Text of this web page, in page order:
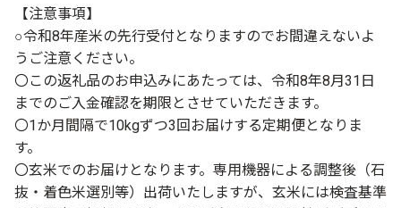
【注意事項】
○令和8年産米の先行受付となりますのでお間違えないよ
うご注意ください。
〇この返礼品のお申込みにあたっては、令和8年8月31日
までのご入金確認を期限とさせていただきます。
〇1か月間隔で10kgずつ3回お届けする定期便となりま
す。
〇玄米でのお届けとなります。専用機器による調整後（石
抜・着色米選別等）出荷いたしますが、玄米には検査基準